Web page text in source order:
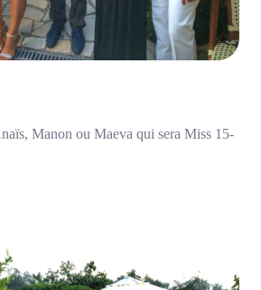
Manon ou Maeva qui sera Miss 15-